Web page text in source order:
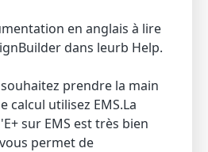
en anglais à lire
dans leurb Help.
prendre la main
calcul utilisez EMS.La
sur EMS est très bien
permet de